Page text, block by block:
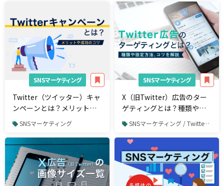
SNSマーケティング
Twitter（ツイッター）キャ
ンペーンとは？メリットや
成功の6ステップ、注意点を
解説
SNSマーケティング
SNSマーケティング
X（旧Twitter）広告のター
ゲティングとは？種類や設
定方法、成果を出すコツを
解説
SNSマーケティング / Twitter / Twitter広告